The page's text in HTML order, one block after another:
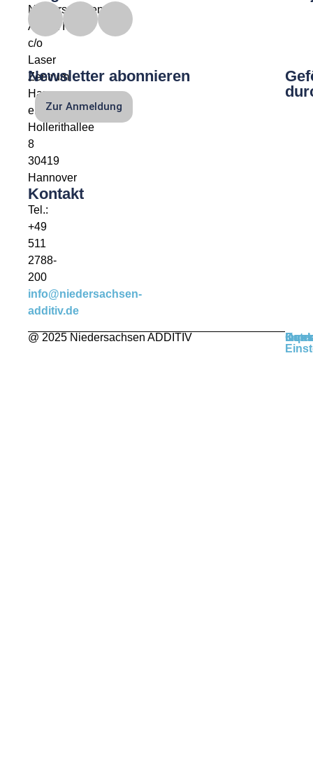
Niedersachsen
ADDITIV
c/o
Laser
Zentrum
Hannover
e.V.
Hollerithallee
8
30419
Hannover
Kontakt
Tel.:
+49
511
2788-
200
info@niedersachsen-
additiv.de
Newsletter abonnieren
Zur Anmeldung
@ 2025 Niedersachsen ADDITIV